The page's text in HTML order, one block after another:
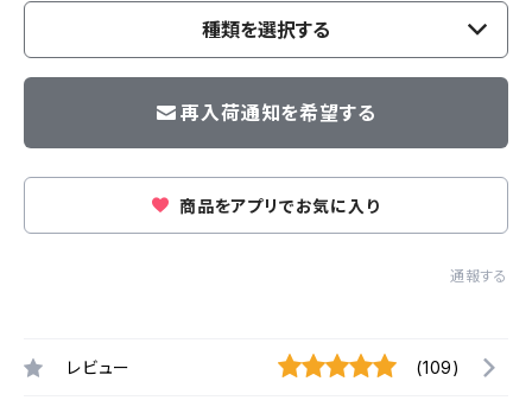
種類を選択する
再入荷通知を希望する
商品をアプリでお気に入り
通報する
レビュー (109)